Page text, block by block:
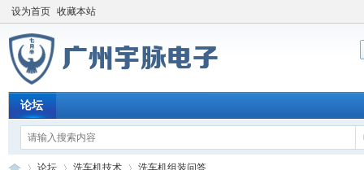
设为首页 收藏本站
论坛
论坛 洗车机技术 洗车机组装问答